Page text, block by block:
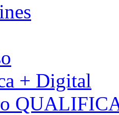
+ Digital